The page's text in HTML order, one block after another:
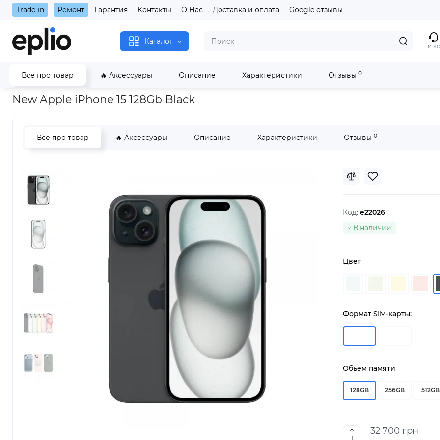
Trade-in Ремонт Гарантия Контакты О Нас Доставка и оплата Google отзывы
Каталог
и
Все про товар 🔥 Аксессуары Описание Характеристики Отзывы 0
Главная iPhone iPhone 15 New Apple iPhone 15 128Gb Black
New Apple iPhone 15 128Gb Black
Все про товар 🔥 Аксессуары Описание Характеристики Отзывы 0
Код: e22026
В наличии
Цвет
Формат SIM-карты:
Обьем памяти
128GB 256GB 512GB
32 700 грн